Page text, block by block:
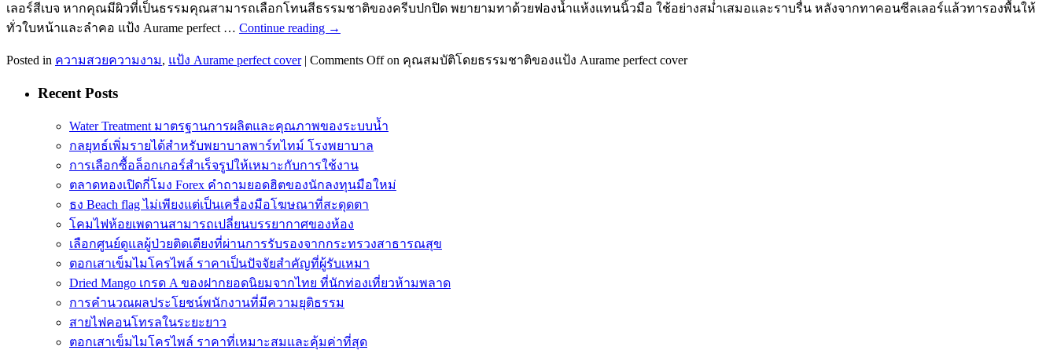
เลอร์สีเบจ หากคุณมีผิวที่เป็นธรรมคุณสามารถเลือกโทนสีธรรมชาติของครีบปกปิด พยายามทาด้วยฟองน้ำแห้งแทนนิ้วมือ ใช้อย่างสม่ำเสมอและราบรื่น หลังจากทาคอนซีลเลอร์แล้วทารองพื้นให้
ทั่วใบหน้าและลำคอ แป้ง Aurame perfect … Continue reading →
Posted in ความสวยความงาม, แป้ง Aurame perfect cover | Comments Offon คุณสมบัติโดยธรรมชาติของแป้ง Aurame perfect cover
Recent Posts
Water Treatment มาตรฐานการผลิตและคุณภาพของระบบน้ำ
กลยุทธ์เพิ่มรายได้สำหรับพยาบาลพาร์ทไทม์ โรงพยาบาล
การเลือกซื้อล็อกเกอร์สำเร็จรูปให้เหมาะกับการใช้งาน
ตลาดทองเปิดกี่โมง Forex คำถามยอดฮิตของนักลงทุนมือใหม่
ธง Beach flag ไม่เพียงแต่เป็นเครื่องมือโฆษณาที่สะดุดตา
โคมไฟห้อยเพดานสามารถเปลี่ยนบรรยากาศของห้อง
เลือกศูนย์ดูแลผู้ป่วยติดเตียงที่ผ่านการรับรองจากกระทรวงสาธารณสุข
ตอกเสาเข็มไมโครไพล์ ราคาเป็นปัจจัยสำคัญที่ผู้รับเหมา
Dried Mango เกรด A ของฝากยอดนิยมจากไทย ที่นักท่องเที่ยวห้ามพลาด
การคำนวณผลประโยชน์พนักงานที่มีความยุติธรรม
สายไฟคอนโทรลในระยะยาว
ตอกเสาเข็มไมโครไพล์ ราคาที่เหมาะสมและคุ้มค่าที่สุด